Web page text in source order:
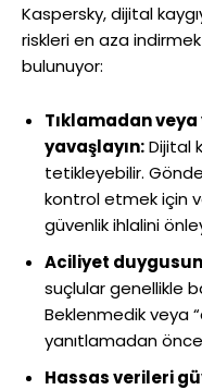
Kaspersky, dijital
riskleri en aza
bulunuyor:
Tıklamadan
yavaşlayın:Dijital
tetikleyebilir.
kontrol etmek için
güvenlik ihlalini
Aciliyet
suçlular genellikle
Beklenmedik veya
yanıtlamadan
Hassas verileri